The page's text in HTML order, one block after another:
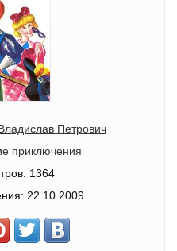
Петрович
приключения
1364
22.10.2009